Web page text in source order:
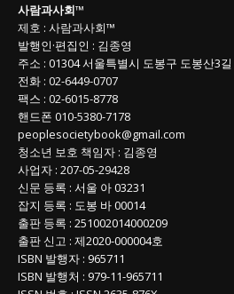
목
록
사람과사회™
제호 : 사람과사회™
발행인·편집인 : 김종영
주소 : 01304서울특별시 도봉구 도봉산3길
전화 : 02-6449-0707
팩스 : 02-6015-8778
핸드폰 010-5380-7178
peoplesocietybook@gmail.com
청소년 보호 책임자 : 김종영
사업자 : 207-05-29428
신문 등록 : 서울 아 03231
잡지 등록 : 도봉 바 00014
출판 등록 : 251002014000209
출판 신고 : 제2020-000004호
ISBN 발행자 : 965711
ISBN 발행처 : 979-11-965711